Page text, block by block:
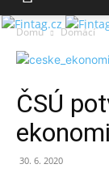
Domů Domácí
ČSÚ
30. 6. 2020